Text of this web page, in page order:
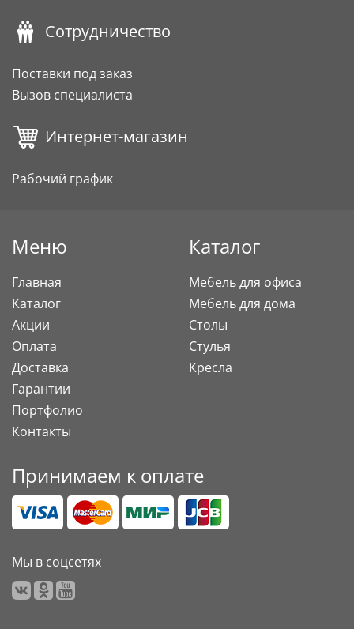
Сотрудничество
Поставки под заказ
Вызов специалиста
Интернет-магазин
Рабочий график
Меню
Главная
Каталог
Акции
Оплата
Доставка
Гарантии
Портфолио
Контакты
Каталог
Мебель для офиса
Мебель для дома
Столы
Стулья
Кресла
Принимаем к оплате
Мы в соцсетях